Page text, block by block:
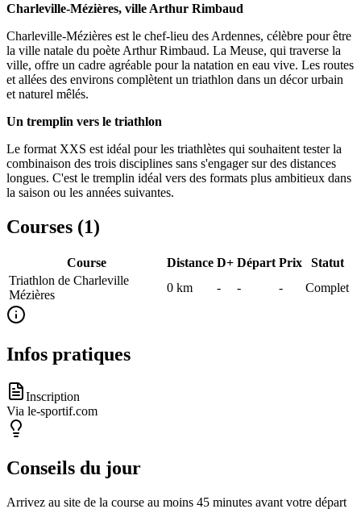
Charleville-Mézières, ville Arthur Rimbaud
Charleville-Mézières est le chef-lieu des Ardennes, célèbre pour être
la ville natale du poète Arthur Rimbaud. La Meuse, qui traverse la
ville, offre un cadre agréable pour la natation en eau vive. Les routes
et allées des environs complètent un triathlon dans un décor urbain
et naturel mêlés.
Un tremplin vers le triathlon
Le format XXS est idéal pour les triathlètes qui souhaitent tester la
combinaison des trois disciplines sans s'engager sur des distances
longues. C'est le tremplin idéal vers des formats plus ambitieux dans
la saison ou les années suivantes.
Courses (1)
Course Distance D+ Départ Prix
Statut
Triathlon de Charleville
Mézières
0 km - - - Complet
Infos pratiques
Inscription
Via le-sportif.com
Conseils du jour
Arrivez au site de la course au moins 45 minutes avant votre départ